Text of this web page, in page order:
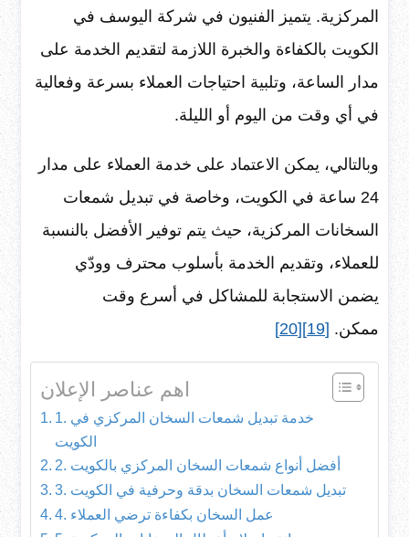
المركزية. يتميز الفنيون في شركة اليوسف في
الكويت بالكفاءة والخبرة اللازمة لتقديم الخدمة على
مدار الساعة، وتلبية احتياجات العملاء بسرعة وفعالية
في أي وقت من اليوم أو الليلة.
وبالتالي، يمكن الاعتماد على خدمة العملاء على مدار
24 ساعة في الكويت، وخاصة في تبديل شمعات
السخانات المركزية، حيث يتم توفير الأفضل بالنسبة
للعملاء، وتقديم الخدمة بأسلوب محترف وودّي
يضمن الاستجابة للمشاكل في أسرع وقت
ممكن. [19]
[20]
اهم عناصر الإعلان
1. خدمة تبديل شمعات السخان المركزي في
الكويت
2. أفضل أنواع شمعات السخان المركزي بالكويت
3. تبديل شمعات السخان بدقة وحرفية في الكويت
4. عمل السخان بكفاءة ترضي العملاء